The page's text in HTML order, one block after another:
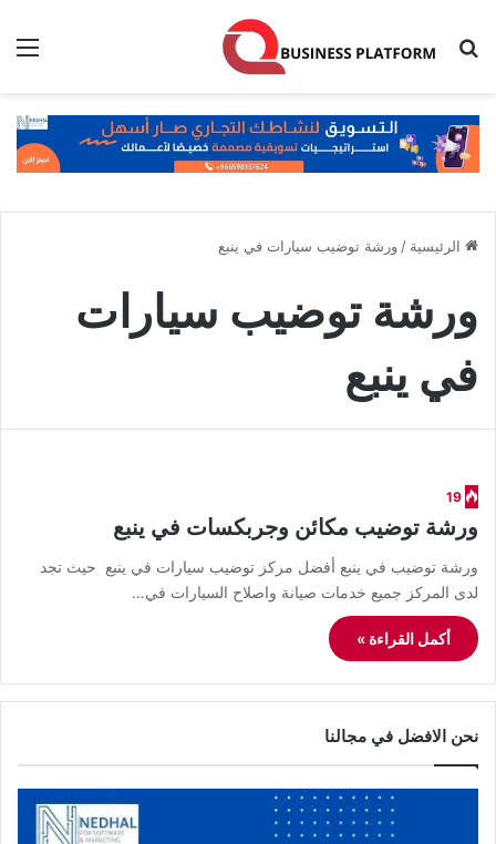
بحث عن
الرئيسية / ورشة توضيب سيارات في ينبع
ورشة توضيب سيارات
في ينبع
19
ورشة توضيب مكائن وجربكسات في ينبع
ورشة توضيب في ينبع أفضل مركز توضيب سيارات في ينبع حيث تجد
لدى المركز جميع خدمات صيانة واصلاح السيارات في…
أكمل القراءة »
نحن الافضل في مجالنا